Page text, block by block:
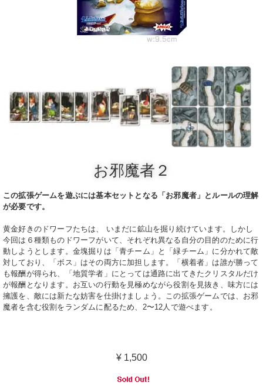
お邪魔者２
この拡張ゲームを遊ぶには基本セットとなる「お邪魔者」とルールの理解
が必要です。
黄金好きのドワーフたちは、 いまだに鉱山を掘り続けています。
しかし
今回は６種類ものドワーフがいて、それぞれ異なる自分の目的のために行
動しようとします。 金塊掘りは「青チーム」と「緑チーム」に分かれて敵
対しており、「ボス」はその両方に加担します。
「横着者」は誰が勝って
も報酬が得られ、「地質学者」にとっては通路に出てきたクリスタルだけ
が報酬となります。 お互いの行動を見極めながら役割を見抜き、味方には
擁護を、敵には新たな妨害を仕掛けましょう。
この拡張ゲームでは、お邪
魔者を含む役割をランダムに配るため、2〜12人で遊べます。
¥ 1,500